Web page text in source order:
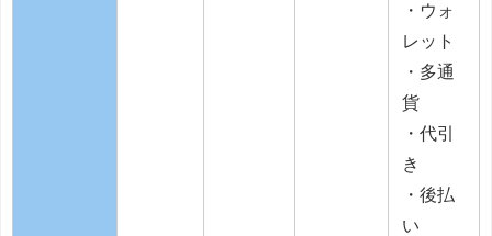
・ウォ
レット
・多通
貨
・代引
き
・後払
い